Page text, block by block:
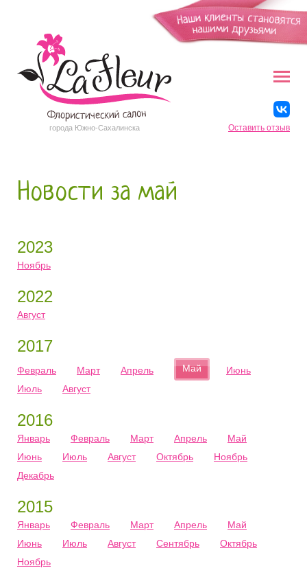
города Южно-Сахалинска Оставить отзыв
Новости за май
2023
Ноябрь
2022
Август
2017
Февраль Март Апрель Май
Июнь
Июль
Август
2016
Январь Февраль Март Апрель
Май
Июнь
Июль Август Октябрь
Ноябрь
Декабрь
2015
Январь Февраль Март Апрель
Май
Июнь
Июль Август Сентябрь
Октябрь
Ноябрь